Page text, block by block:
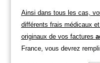
Ainsi dans tous les cas,
différents frais médicaux
originaux de vos factures
France, vous devrez